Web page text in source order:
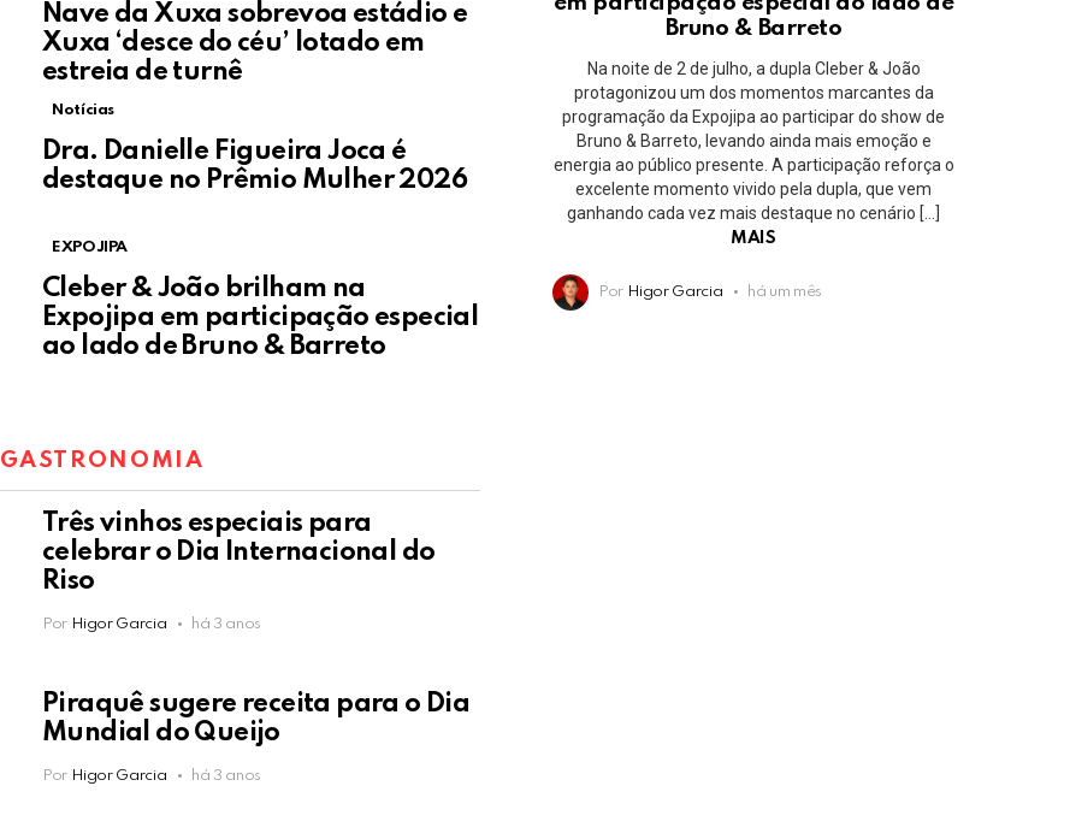
Nave da Xuxa sobrevoa estádio e
Xuxa ‘desce do céu’ lotado em
estreia de turnê
Notícias
Dra. Danielle Figueira Joca é
destaque no Prêmio Mulher 2026
EXPOJIPA
Cleber & João brilham na
Expojipa em participação especial
ao lado de Bruno & Barreto
GASTRONOMIA
Três vinhos especiais para
celebrar o Dia Internacional do
Riso
Por Higor Garcia há 3 anos
Piraquê sugere receita para o Dia
Mundial do Queijo
Por Higor Garcia há 3 anos
Bruno & Barreto
Na noite de 2 de julho, a dupla Cleber & João
protagonizou um dos momentos marcantes da
programação da Expojipa ao participar do show de
Bruno & Barreto, levando ainda mais emoção e
energia ao público presente. A participação reforça o
excelente momento vivido pela dupla, que vem
ganhando cada vez mais destaque no cenário […]
MAIS
Por Higor Garcia há um mês